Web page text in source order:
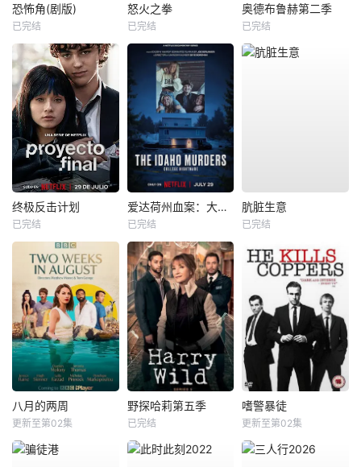
恐怖角(剧版)
已完结
怒火之拳
已完结
奥德布鲁赫第二季
已完结
终极反击计划
已完结
爱达荷州血案：大学梦魇
已完结
肮脏生意
已完结
八月的两周
更新至第02集
野探哈莉第五季
已完结
嗜警暴徒
更新至第02集